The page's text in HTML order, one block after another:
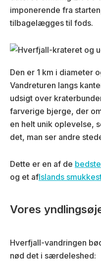
imponerende fra
tilbagelægges til fods.
Den er 1 km i diameter
Vandreturen langs
udsigt over
farverige bjerge, der
en helt unik oplevelse,
det, man ser andre
Dette er en af de
og et afIslands
Vores
Hverfjall-vandringen
nød det i særdeleshed: